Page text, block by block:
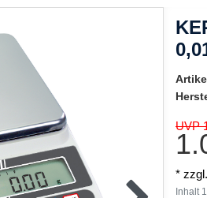
UVP
*
Inhalt 1